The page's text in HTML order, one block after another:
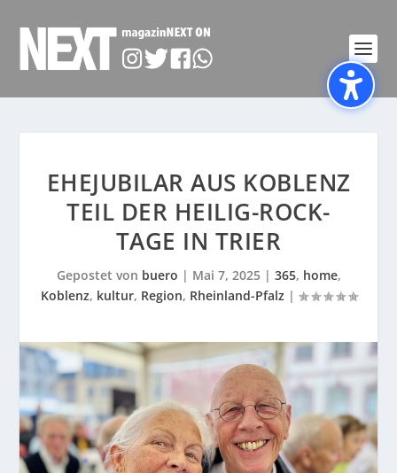
EHEJUBILAR AUS KOBLENZ
TEIL DER HEILIG-ROCK-
TAGE IN TRIER
Gepostet von buero | Mai 7, 2025| 365, home,
Koblenz, kultur, Region, Rheinland-Pfalz|